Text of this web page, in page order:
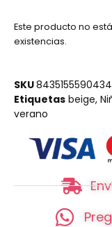
Este producto no
existencias.
SKU
Etiquetas beige,
verano